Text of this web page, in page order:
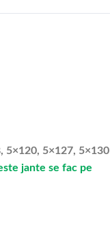
5×120, 5×127, 5×130
jante se fac pe